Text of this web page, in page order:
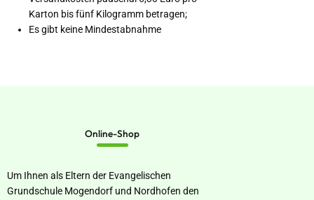
Karton bis fünf Kilogramm betragen;
Es gibt keine Mindestabnahme
Online-Shop
Um Ihnen als Eltern der Evangelischen
Grundschule Mogendorf und Nordhofen den